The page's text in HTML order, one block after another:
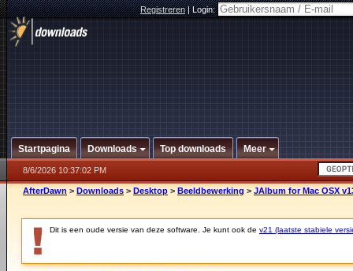
Registreren|Login:
Startpagina Downloads Top downloads Meer
8/6/2026 10:37:02 PM
AfterDawn > Downloads > Desktop > Beeldbewerking > JAlbum for Mac OSX
Dit is een oude versie van deze software. Je kunt ook de v21 (laatste stabiele